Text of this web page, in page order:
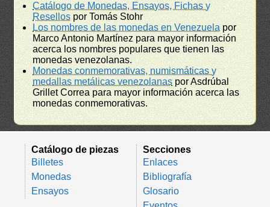
Catálogo de Monedas, Ensayos, Fichas y
Resellos por Tomás Stohr
Los nombres de las monedas en Venezuela por
Marco Antonio Martínez para mayor información
acerca los nombres populares que tienen las
monedas venezolanas.
Monedas conmemorativas, numismáticas y
medallas metálicas venezolanas por Asdrúbal
Grillet Correa para mayor información acerca las
monedas conmemorativas.
Catálogo de piezas
Billetes
Monedas
Ensayos
Secciones
Enlaces
Bibliografía
Glosario